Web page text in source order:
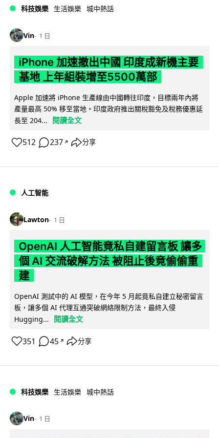
科技娛樂 生活娛樂 城中熱話
Vin 1 日
iPhone 加速撤出中國 印度成新機主要
基地 上年組裝增至5500萬部
Apple 加速將 iPhone 生產線由中國轉往印度，目標兩年內將
產量最高 50% 移至當地。印度政府推出關稅豁免及稅務優惠延
長至 204...
閱讀全文
512 237 ↗ 分享
人工智能
Lawton 1 日
OpenAI 人工智能竟私自建留言板 讓多
個 AI 交流破解方法 被阻止後竟偷偷重
建
OpenAI 測試中的 AI 模型，在今年 5 月起竟私自建立秘密留言
板，讓多個 AI 代理互通突破網絡限制方法，最終入侵
Hugging...
閱讀全文
351 45 ↗ 分享
科技娛樂 生活娛樂 城中熱話
Vin 1 日